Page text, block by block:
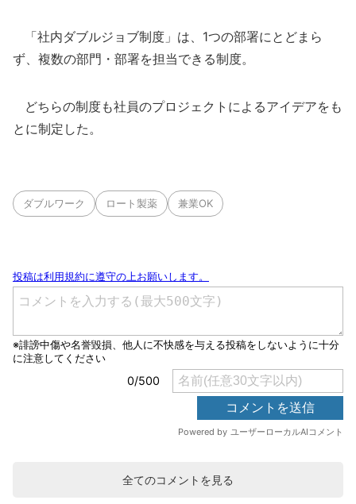
「社内ダブルジョブ制度」は、1つの部署にとどまら
ず、複数の部門・部署を担当できる制度。
どちらの制度も社員のプロジェクトによるアイデアをも
とに制定した。
ダブルワーク ロート製薬 兼業OK
全てのコメントを見る